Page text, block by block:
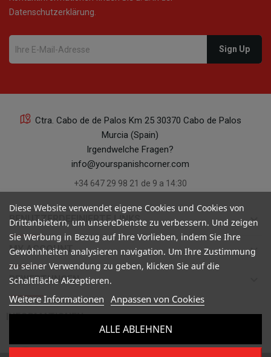
Datenschutzerklärung.
Ctra. Cabo de de Palos Km 25 30370 Cabo de Palos
Murcia (Spain)
Irgendwelche Fragen?
info@yourspanishcorner.com
+34 647 29 98 21 de 9 a 14:30
BENUTZERDEFINIERTE LINKS keyboard_arrow_down
MY ACCOUNT keyboard_arrow_down
BEWERTUNGEN
INFORMATIONEN 
Diese Website verwendet eigene Cookies und Cookies von
Drittanbietern, um unsereDienste zu verbessern. Und zeigen
Sie Werbung in Bezug auf Ihre Vorlieben, indem Sie Ihre
Gewohnheiten analysieren navigation. Um Ihre Zustimmung
zu seiner Verwendung zu geben, klicken Sie auf die
Schaltfläche Akzeptieren.
Weitere Informationen Anpassen von Cookies
ALLE ABLEHNEN